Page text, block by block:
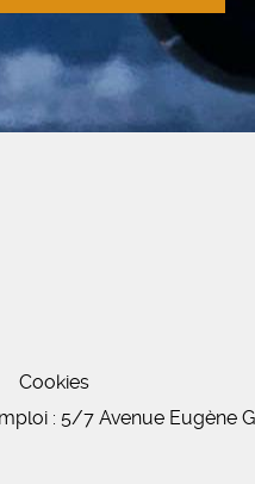
Cookies
: 5/7 Avenue Eugène